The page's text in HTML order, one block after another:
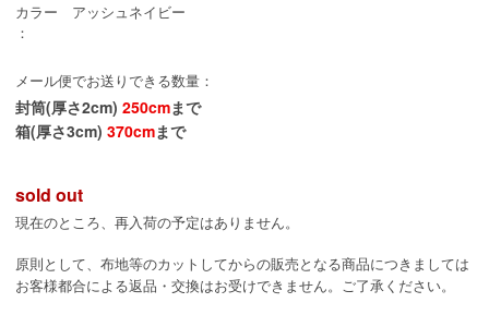
カラー
：
アッシュネイビー
メール便でお送りできる数量：
封筒(厚さ2cm) 250cmまで
箱(厚さ3cm) 370cmまで
sold out
現在のところ、再入荷の予定はありません。
原則として、布地等のカットしてからの販売となる商品につきましては
お客様都合による返品・交換はお受けできません。ご了承ください。